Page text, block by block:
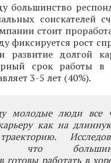
большинство
соискателей
стоит
фиксируется рост
развитие долгой
срок работы в
3-5 лет (40%).
молодые люди все
как на
что
готовы работать в